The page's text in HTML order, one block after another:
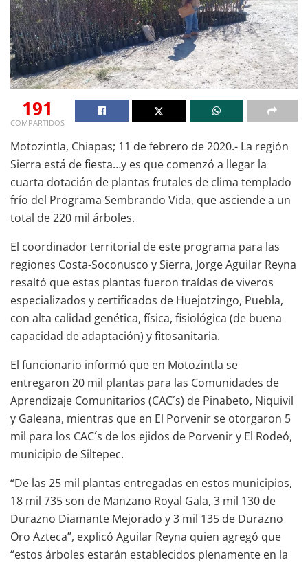
191
COMPARTIDOS
Motozintla, Chiapas; 11 de febrero de 2020.- La región
Sierra está de fiesta…y es que comenzó a llegar la
cuarta dotación de plantas frutales de clima templado
frío del Programa Sembrando Vida, que asciende a un
total de 220 mil árboles.
El coordinador territorial de este programa para las
regiones Costa-Soconusco y Sierra, Jorge Aguilar Reyna
resaltó que estas plantas fueron traídas de viveros
especializados y certificados de Huejotzingo, Puebla,
con alta calidad genética, física, fisiológica (de buena
capacidad de adaptación) y fitosanitaria.
El funcionario informó que en Motozintla se
entregaron 20 mil plantas para las Comunidades de
Aprendizaje Comunitarios (CAC´s) de Pinabeto, Niquivil
y Galeana, mientras que en El Porvenir se otorgaron 5
mil para los CAC´s de los ejidos de Porvenir y El Rodeó,
municipio de Siltepec.
“De las 25 mil plantas entregadas en estos municipios,
18 mil 735 son de Manzano Royal Gala, 3 mil 130 de
Durazno Diamante Mejorado y 3 mil 135 de Durazno
Oro Azteca”, explicó Aguilar Reyna quien agregó que
“estos árboles estarán establecidos plenamente en la